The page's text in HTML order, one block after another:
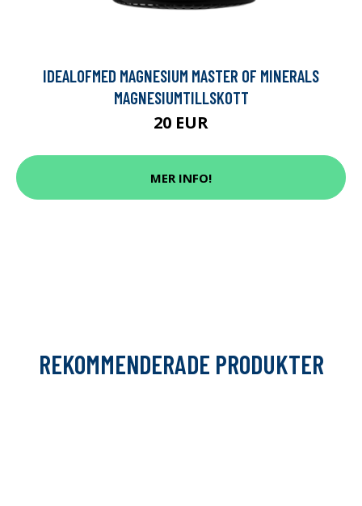
IDEALOFMED MAGNESIUM MASTER OF MINERALS
MAGNESIUMTILLSKOTT
20 EUR
MER INFO!
REKOMMENDERADE PRODUKTER